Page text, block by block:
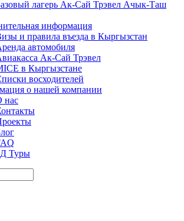
лагерь Ак-Сай Трэвел Ачык-Таш
информация
и правила въезда в Кыргызстан
автомобиля
Ак-Сай Трэвел
в Кыргызстане
восходителей
о нашей компании
нас
Туры